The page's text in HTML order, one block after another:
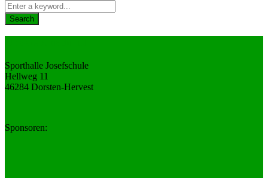
Sporthalle Josefschule
Hellweg 11
46284 Dorsten-Hervest
Sponsoren: